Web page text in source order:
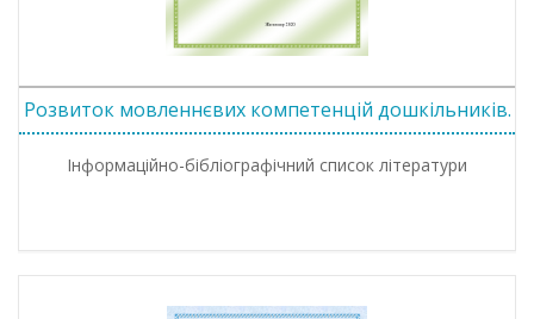
Розвиток мовленнєвих компетенцій дошкільників.
Інформаційно-бібліографічний список літератури